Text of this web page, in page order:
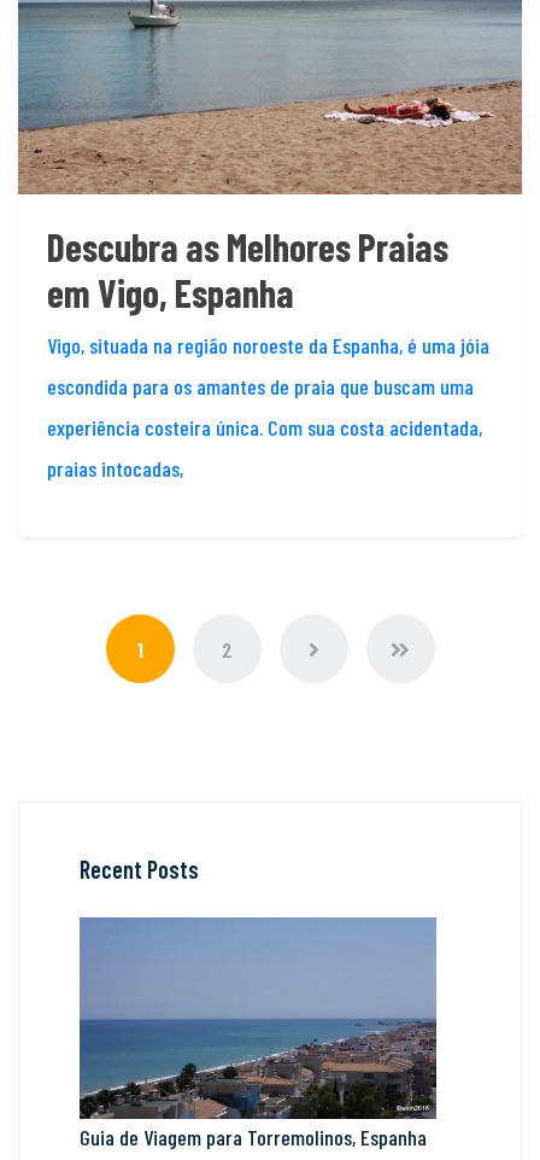
Descubra as Melhores Praias
em Vigo, Espanha
Vigo, situada na região noroeste da Espanha, é uma jóia
escondida para os amantes de praia que buscam uma
experiência costeira única. Com sua costa acidentada,
praias intocadas,
1 2
Recent Posts
Guia de Viagem para Torremolinos, Espanha